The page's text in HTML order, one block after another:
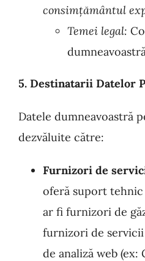
consimțământul
Temei legal:
5. Destinatarii Datelor
Datele dumneavoastră
dezvăluite către:
Furnizori de
oferă suport
ar fi furnizori de
furnizori de
de analiză web (ex: